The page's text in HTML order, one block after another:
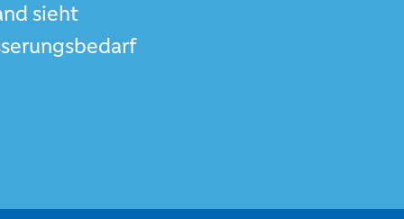
sieht